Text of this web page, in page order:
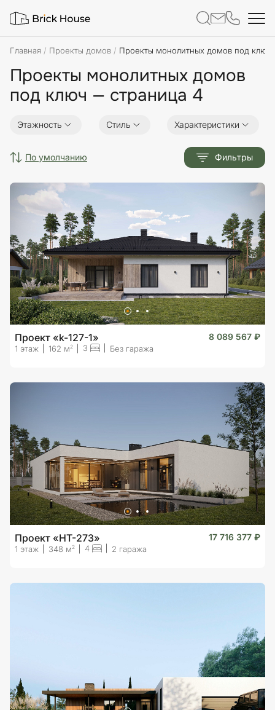
Главная Проекты домов Проекты монолитных домов под ключ
Проекты монолитных домов
под ключ — страница 4
Этажность Стиль Характеристики
по умолчанию Фильтры
Проект «k-127-1» 8 089 567 ₽
1 этаж 162 м2 3 Без гаража
Проект «HT-273» 17 716 377 ₽
1 этаж 348 м 2 4 2 гаража